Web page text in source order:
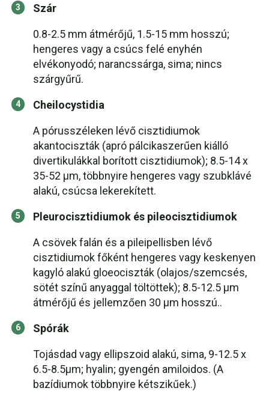
Szár
0.8-2.5 mm átmérőjű, 1.5-15 mm hosszú;
hengeres vagy a csúcs felé enyhén
elvékonyodó; narancssárga, sima; nincs
szárgyűrű.
Cheilocystidia
A pórusszéleken lévő cisztidiumok
akantociszták (apró pálcikaszerűen kiálló
divertikulákkal borított cisztidiumok); 8.5-14 x
35-52 µm, többnyire hengeres vagy szubklávé
alakú, csúcsa lekerekített.
Pleurocisztidiumok és pileocisztidiumok
A csövek falán és a pileipellisben lévő
cisztidiumok főként hengeres vagy keskenyen
kagyló alakú gloeociszták (olajos/szemcsés,
sötét színű anyaggal töltöttek); 8.5-12.5 µm
átmérőjű és jellemzően 30 µm hosszú..
Spórák
Tojásdad vagy ellipszoid alakú, sima, 9-12.5 x
6.5-8.5µm; hyalin; gyengén amiloidos. (A
bazídiumok többnyire kétszikűek.)